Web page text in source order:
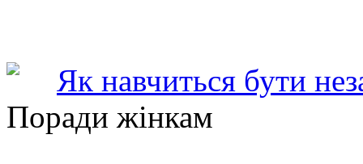
Як навчиться бути
Поради жінкам